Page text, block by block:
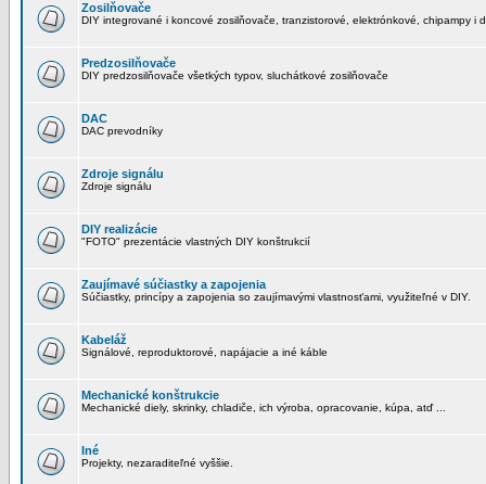
Zosilňovače
DIY integrované i koncové zosilňovače, tranzistorové, elektrónkové, chipampy i
Predzosilňovače
DIY predzosilňovače všetkých typov, sluchátkové zosilňovače
DAC
DAC prevodníky
Zdroje signálu
Zdroje signálu
DIY realizácie
"FOTO" prezentácie vlastných DIY konštrukcií
Zaujímavé súčiastky a zapojenia
Súčiastky, princípy a zapojenia so zaujímavými vlastnosťami, využiteľné v DIY.
Kabeláž
Signálové, reproduktorové, napájacie a iné káble
Mechanické konštrukcie
Mechanické diely, skrinky, chladiče, ich výroba, opracovanie, kúpa, atď ...
Iné
Projekty, nezaraditeľné vyššie.